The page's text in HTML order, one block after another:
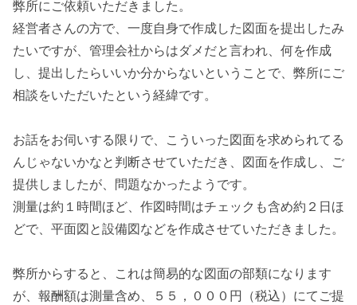
弊所にご依頼いただきました。
経営者さんの方で、一度自身で作成した図面を提出したみ
たいですが、管理会社からはダメだと言われ、何を作成
し、提出したらいいか分からないということで、弊所にご
相談をいただいたという経緯です。
お話をお伺いする限りで、こういった図面を求められてる
んじゃないかなと判断させていただき、図面を作成し、ご
提供しましたが、問題なかったようです。
測量は約１時間ほど、作図時間はチェックも含め約２日ほ
どで、平面図と設備図などを作成させていただきました。
弊所からすると、これは簡易的な図面の部類になります
が、報酬額は測量含め、５５，０００円（税込）にてご提